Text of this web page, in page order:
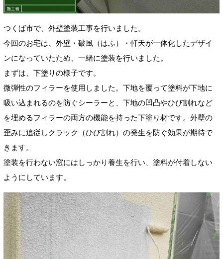
つくば市で、外壁塗装工事を行いました。
今回のお宅は、外壁・破風（はふ）・軒天が一体化したデザイ
ンになっていたため、一緒に塗装を行いました。
まずは、下塗りの様子です。
微弾性のフィラーを使用しました。下地を覆って塗料が下地に
吸い込まれるのを防ぐシーラーと、下地の凹凸やひび割れなど
を埋めるフィラーの両方の機能を持った下塗り材です。外壁の
歪みに追従しクラック（ひび割れ）の発生を防ぐ効果が期待で
きます。
塗装を行わない窓にはしっかり養生を行い、塗料が付着しない
ようにしています。